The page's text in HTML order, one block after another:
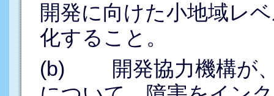
開発に向けた小地域レ
化すること。
(b) 開発協力機構が、